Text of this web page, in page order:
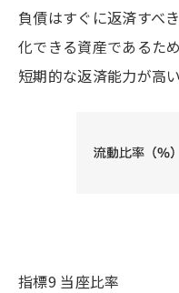
負債はすぐに返済すべ
化できる資産であるた
短期的な返済能力が高
指標9 当座比率